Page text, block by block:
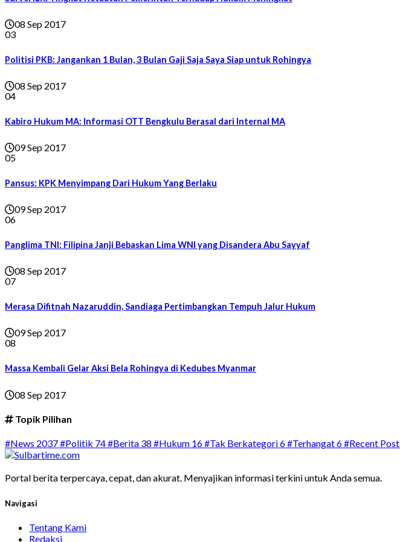
08 Sep 2017
03
Politisi PKB: Jangankan 1 Bulan, 3 Bulan Gaji Saja Saya Siap untuk Rohingya
08 Sep 2017
04
Kabiro Hukum MA: Informasi OTT Bengkulu Berasal dari Internal MA
09 Sep 2017
05
Pansus: KPK Menyimpang Dari Hukum Yang Berlaku
09 Sep 2017
06
Panglima TNI: Filipina Janji Bebaskan Lima WNI yang Disandera Abu Sayyaf
08 Sep 2017
07
Merasa Difitnah Nazaruddin, Sandiaga Pertimbangkan Tempuh Jalur Hukum
09 Sep 2017
08
Massa Kembali Gelar Aksi Bela Rohingya di Kedubes Myanmar
08 Sep 2017
Topik Pilihan
#News 2037#Politik 74#Berita 38 #Hukum 16#Tak Berkategori6#Terhangat6#Recent Post
Portal berita terpercaya, cepat, dan akurat. Menyajikan informasi terkini untuk Anda semua.
Navigasi
Tentang Kami
Redaksi